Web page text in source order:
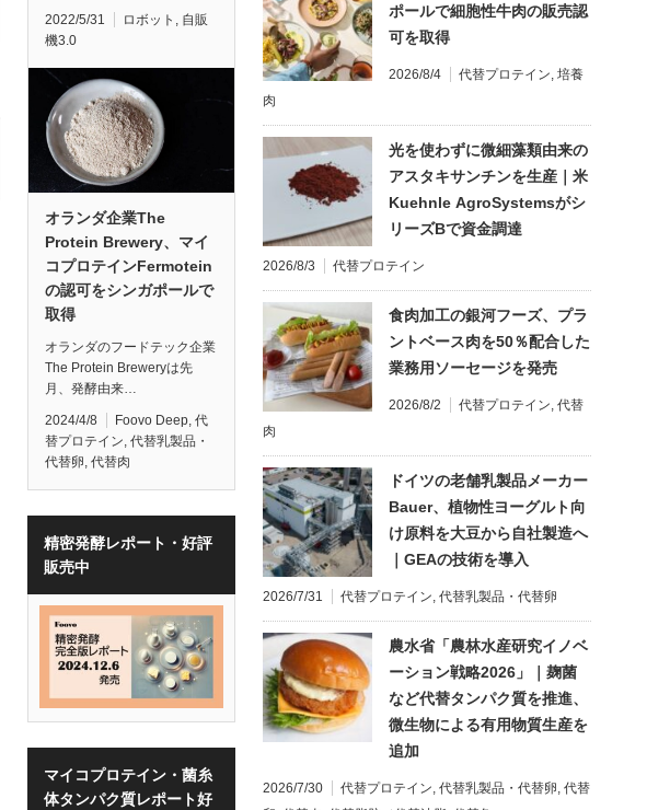
2022/5/31 ロボット , 自販
機3.0
オランダ企業The
Protein Brewery、マイ
コプロテインFermotein
の認可をシンガポールで
取得
オランダのフードテック企業
The Protein Breweryは先
月、発酵由来…
2024/4/8 Foovo Deep, 代
替プロテイン, 代替乳製品・
代替卵, 代替肉
精密発酵レポート・好評
販売中
マイコプロテイン・菌糸
体タンパク質レポート好
ポールで細胞性牛肉の販売認
可を取得
2026/8/4 代替プロテイン 培養
肉
光を使わずに微細藻類由来の
アスタキサンチンを生産｜米
Kuehnle AgroSystemsがシ
リーズBで資金調達
2026/8/3 代替プロテイン
食肉加工の銀河フーズ、プラ
ントベース肉を50％配合した
業務用ソーセージを発売
2026/8/2 代替プロテイン 代替
肉
ドイツの老舗乳製品メーカー
Bauer、植物性ヨーグルト向
け原料を大豆から自社製造へ
｜GEAの技術を導入
2026/7/31 代替プロテイン 代替乳製品・代替卵
農水省「農林水産研究イノベ
ーション戦略2026」｜麹菌
など代替タンパク質を推進、
微生物による有用物質生産を
追加
2026/7/30 代替プロテイン 代替乳製品・代替卵 代替